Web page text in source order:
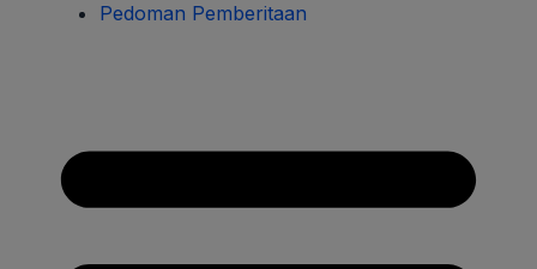
Pedoman Pemberitaan